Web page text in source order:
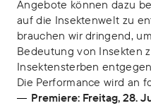
Angebote können dazu
auf die Insektenwelt zu
brauchen wir dringend,
Bedeutung von Insekten
Insektensterben
Die Performance wird an
Premiere: Freitag, 28.